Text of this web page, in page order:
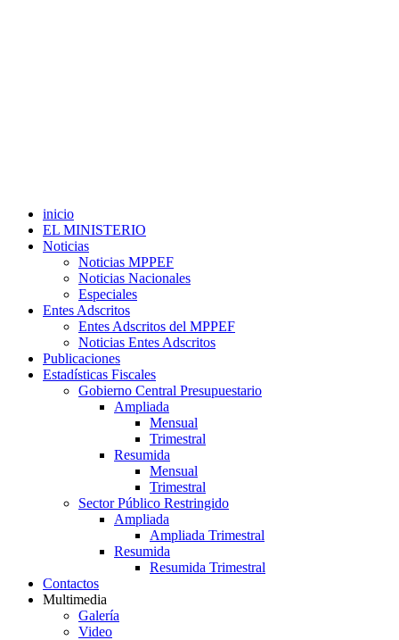
inicio
EL MINISTERIO
Noticias
Noticias MPPEF
Noticias Nacionales
Especiales
Entes Adscritos
Entes Adscritos del MPPEF
Noticias Entes Adscritos
Publicaciones
Estadísticas Fiscales
Gobierno Central Presupuestario
Ampliada
Mensual
Trimestral
Resumida
Mensual
Trimestral
Sector Público Restringido
Ampliada
Ampliada Trimestral
Resumida
Resumida Trimestral
Contactos
Multimedia
Galería
Video